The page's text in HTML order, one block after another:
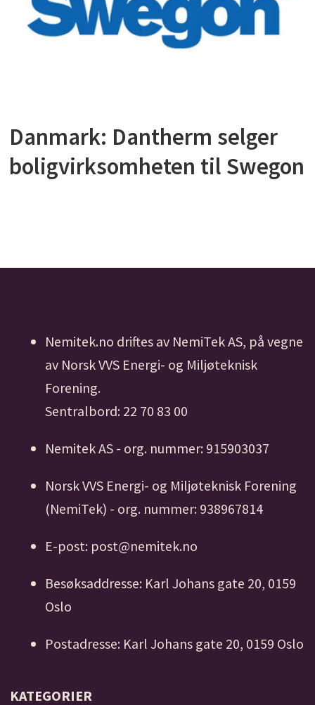
Danmark: Dantherm selger
boligvirksomheten til Swegon
Nemitek.no driftes av NemiTek AS, på vegne
av Norsk VVS Energi- og Miljøteknisk
Forening.
Sentralbord: 22 70 83 00
Nemitek AS - org. nummer: 915903037
Norsk VVS Energi- og Miljøteknisk Forening
(NemiTek) - org. nummer: 938967814
E-post: post@nemitek.no
Besøksaddresse: Karl Johans gate 20, 0159
Oslo
Postadresse: Karl Johans gate 20, 0159 Oslo
KATEGORIER